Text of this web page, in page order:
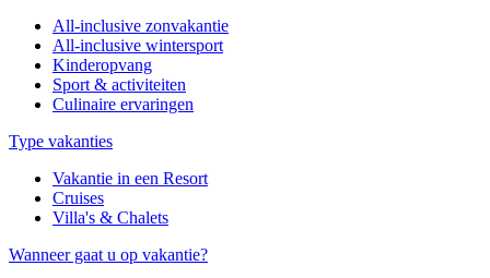
All-inclusive zonvakantie
All-inclusive wintersport
Kinderopvang
Sport & activiteiten
Culinaire ervaringen
Type vakanties
Vakantie in een Resort
Cruises
Villa's & Chalets
Wanneer gaat u op vakantie?